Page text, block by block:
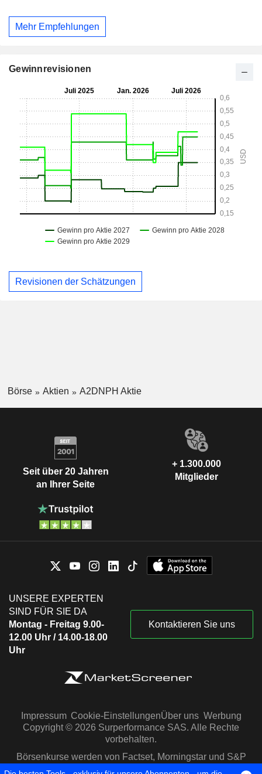
Mehr Empfehlungen
Gewinnrevisionen
Revisionen der Schätzungen
Börse Aktien A2DNPH Aktie
Seit über 20 Jahren
an Ihrer Seite
+ 1.300.000
Mitglieder
UNSERE EXPERTEN
SIND FÜR SIE DA
Montag - Freitag 9.00-
12.00 Uhr / 14.00-18.00
Uhr
Kontaktieren Sie uns
Impressum Cookie-EinstellungenÜber uns Werbung
Copyright © 2026 Surperformance SAS. Alle Rechte
vorbehalten.
Börsenkurse werden von Factset, Morningstar und S&P
Capital IQ zur Verfügung gestellt